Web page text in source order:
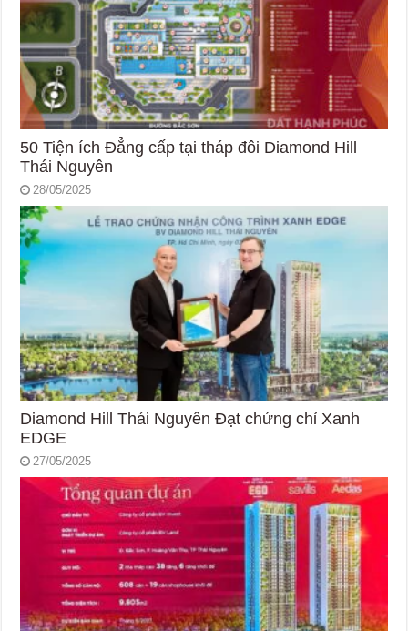
50 Tiện ích Đẳng cấp tại tháp đôi Diamond Hill
Thái Nguyên
28/05/2025
Diamond Hill Thái Nguyên Đạt chứng chỉ Xanh
EDGE
27/05/2025